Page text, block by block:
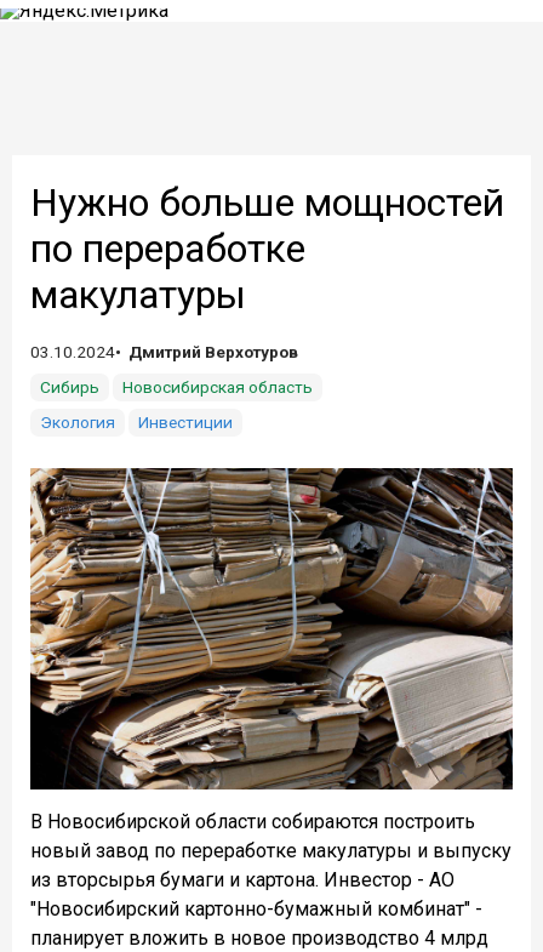
Нужно больше мощностей
по переработке
макулатуры
03.10.2024
Дмитрий Верхотуров
Сибирь
Новосибирская область
Экология
Инвестиции
В Новосибирской области собираются построить
новый завод по переработке макулатуры и выпуску
из вторсырья бумаги и картона. Инвестор - АО
"Новосибирский картонно-бумажный комбинат" -
планирует вложить в новое производство 4 млрд